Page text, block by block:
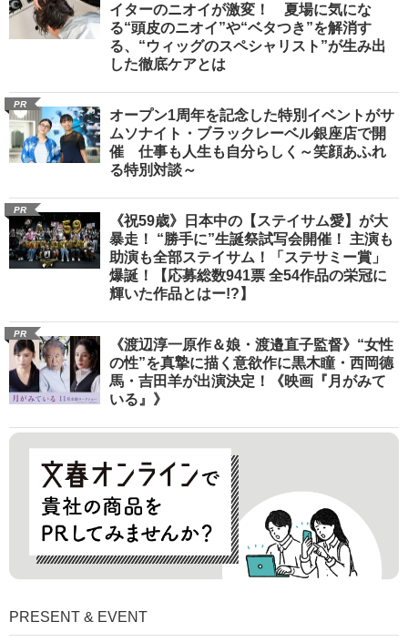
イターのニオイが激変！ 夏場に気にな
る“頭皮のニオイ”や“ベタつき”を解消す
る、“ウィッグのスペシャリスト”が生み出
した徹底ケアとは
PR
オープン1周年を記念した特別イベントがサ
ムソナイト・ブラックレーベル銀座店で開
催 仕事も人生も自分らしく～笑顔あふれ
る特別対談～
PR
《祝59歳》日本中の【ステイサム愛】が大
暴走！ “勝手に”生誕祭試写会開催！ 主演も
助演も全部ステイサム！「ステサミー賞」
爆誕！【応募総数941票 全54作品の栄冠に
輝いた作品とはー!?】
PR
《渡辺淳一原作＆娘・渡邉直子監督》“女性
の性”を真摯に描く意欲作に黒木瞳・西岡德
馬・吉田羊が出演決定！《映画『月がみて
いる』》
PRESENT & EVENT